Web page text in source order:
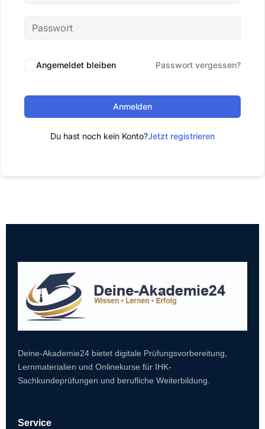
Angemeldet bleiben Passwort vergessen?
Anmelden
Du hast noch kein Konto?Jetzt registrieren
Deine-Akademie24 bietet digitale Prüfungsvorbereitung,
Lernmaterialien und Onlinekurse für IHK-
Sachkundeprüfungen und berufliche Weiterbildung.
Service